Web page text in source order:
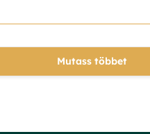
Mutass többet